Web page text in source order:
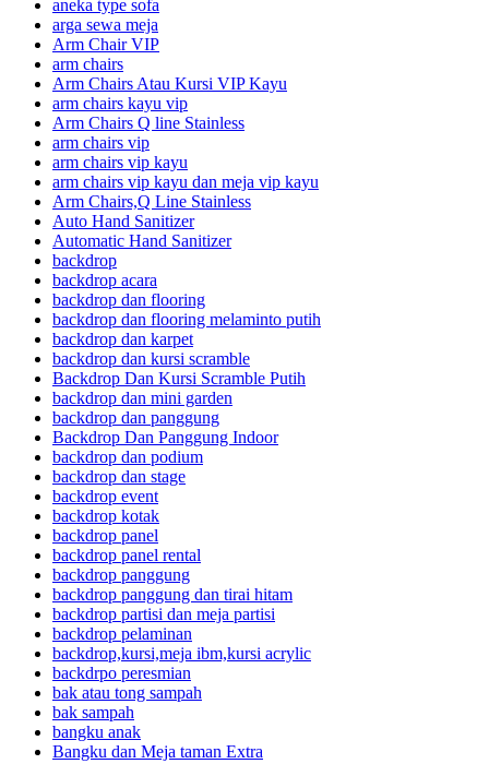
aneka type sofa
arga sewa meja
Arm Chair VIP
arm chairs
Arm Chairs Atau Kursi VIP Kayu
arm chairs kayu vip
Arm Chairs Q line Stainless
arm chairs vip
arm chairs vip kayu
arm chairs vip kayu dan meja vip kayu
Arm Chairs,Q Line Stainless
Auto Hand Sanitizer
Automatic Hand Sanitizer
backdrop
backdrop acara
backdrop dan flooring
backdrop dan flooring melaminto putih
backdrop dan karpet
backdrop dan kursi scramble
Backdrop Dan Kursi Scramble Putih
backdrop dan mini garden
backdrop dan panggung
Backdrop Dan Panggung Indoor
backdrop dan podium
backdrop dan stage
backdrop event
backdrop kotak
backdrop panel
backdrop panel rental
backdrop panggung
backdrop panggung dan tirai hitam
backdrop partisi dan meja partisi
backdrop pelaminan
backdrop,kursi,meja ibm,kursi acrylic
backdrpo peresmian
bak atau tong sampah
bak sampah
bangku anak
Bangku dan Meja taman Extra